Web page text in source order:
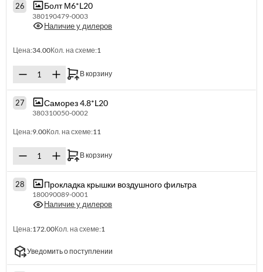
26 Болт М6*L20
380190479-0003
Наличие у дилеров
Цена:34.00Кол. на схеме:1
В корзину
27 Саморез 4.8*L20
380310050-0002
Цена:9.00Кол. на схеме:11
В корзину
28 Прокладка крышки воздушного фильтра
180090089-0001
Наличие у дилеров
Цена:172.00Кол. на схеме:1
Уведомить о поступлении